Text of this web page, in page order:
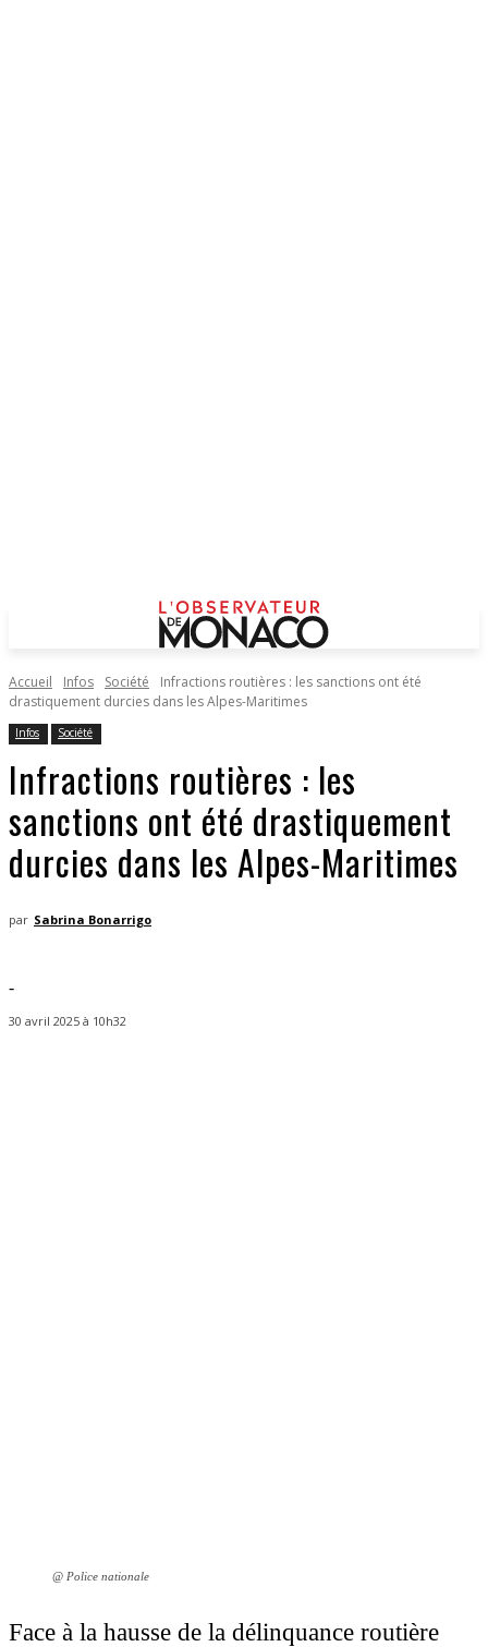
Accueil Infos Société
Infractions routières : les sanctions ont été
drastiquement durcies dans les Alpes-Maritimes
Infos Société
Infractions routières : les
sanctions ont été drastiquement
durcies dans les Alpes-Maritimes
par Sabrina Bonarrigo
-
30 avril 2025 à 10h32
@ Police nationale
Face à la hausse de la délinquance routière